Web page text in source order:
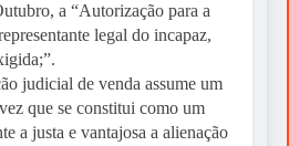
a “Autorização para a
legal do incapaz,
judicial de venda assume um
que se constitui como um
a justa e vantajosa a alienação